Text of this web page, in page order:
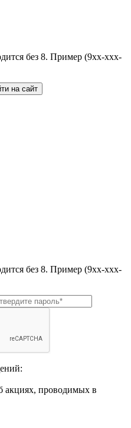
без 8. Пример (9хх-ххх-
на сайт
без 8. Пример (9хх-ххх-
акциях, проводимых в